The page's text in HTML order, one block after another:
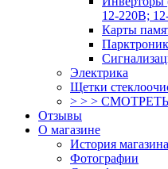
12-220В;
Карты
Электрика
Щетки
> > >
Отзывы
О магазине
История магазина
Фотографии